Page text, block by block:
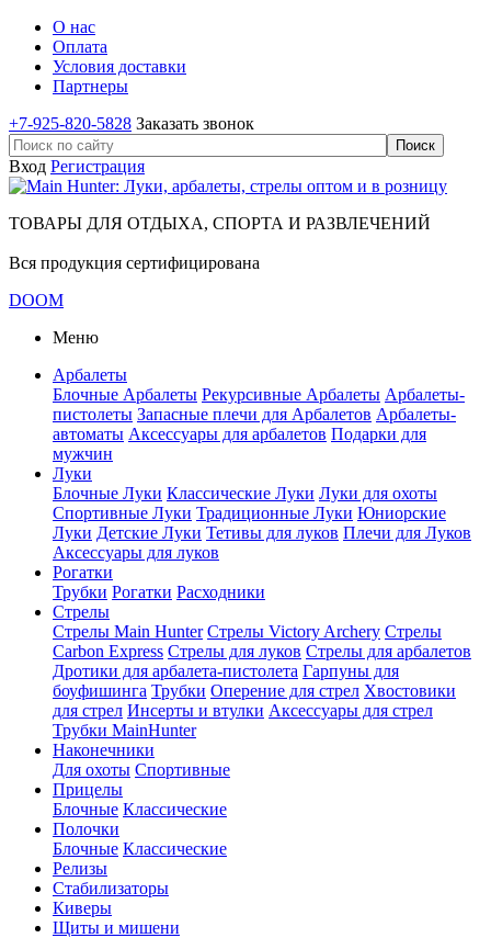
О нас
Оплата
Условия доставки
Партнеры
+7-925-820-5828 Заказать звонок
Вход Регистрация
ТОВАРЫ ДЛЯ ОТДЫХА, СПОРТА И РАЗВЛЕЧЕНИЙ
Вся продукция сертифицирована
DOOM
Меню
Арбалеты
Блочные Арбалеты Рекурсивные Арбалеты Арбалеты-
пистолеты Запасные плечи для Арбалетов Арбалеты-
автоматы Аксессуары для арбалетов Подарки для
мужчин
Луки
Блочные Луки Классические Луки Луки для охоты
Спортивные Луки Традиционные Луки Юниорские
Луки Детские Луки Тетивы для луков Плечи для Луков
Аксессуары для луков
Рогатки
Трубки Рогатки Расходники
Стрелы
Стрелы Main Hunter Стрелы Victory Archery Стрелы
Carbon Express Стрелы для луков Стрелы для арбалетов
Дротики для арбалета-пистолета Гарпуны для
боуфишинга Трубки Оперение для стрел Хвостовики
для стрел Инсерты и втулки Аксессуары для стрел
Трубки MainHunter
Наконечники
Для охоты Спортивные
Прицелы
Блочные Классические
Полочки
Блочные Классические
Релизы
Стабилизаторы
Киверы
Щиты и мишени